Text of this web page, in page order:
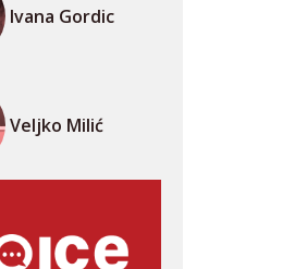
Ivana Gordic
Veljko Milić